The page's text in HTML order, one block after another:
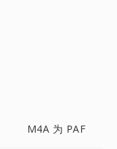
M4A 为 PAF